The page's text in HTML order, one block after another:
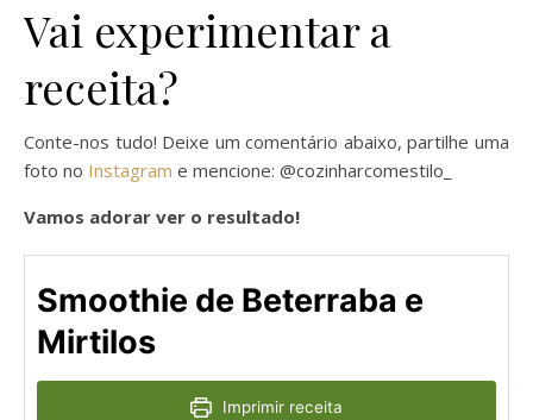
Vai experimentar a
receita?
Conte-nos tudo! Deixe um comentário abaixo, partilhe uma
foto no Instagram e mencione: @cozinharcomestilo_
Vamos adorar ver o resultado!
Smoothie de Beterraba e
Mirtilos
Imprimir receita